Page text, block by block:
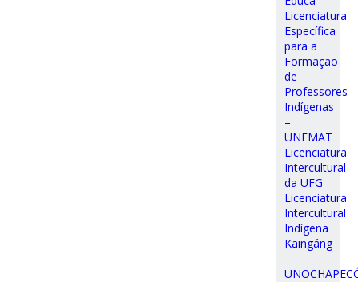
Licenciatura
Específica
para a
Formação
de
Professores
Indígenas
–
UNEMAT
Licenciatura
Intercultural
da UFG
Licenciatura
Intercultural
Indígena
Kaingáng
–